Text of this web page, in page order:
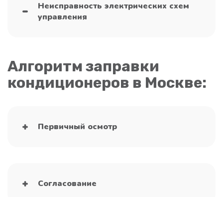
Неисправность электрических схем
управления
Алгоритм заправки
кондиционеров в Москве:
Первичный осмотр
Согласование